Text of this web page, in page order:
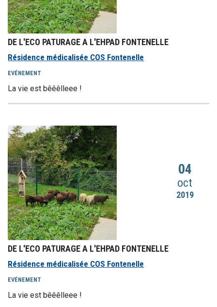
DE L'ECO PATURAGE A L'EHPAD FONTENELLE
Résidence médicalisée COS Fontenelle
EVÉNEMENT
La vie est bêêêlleee !
04
oct
2019
DE L'ECO PATURAGE A L'EHPAD FONTENELLE
Résidence médicalisée COS Fontenelle
EVÉNEMENT
La vie est bêêêlleee !